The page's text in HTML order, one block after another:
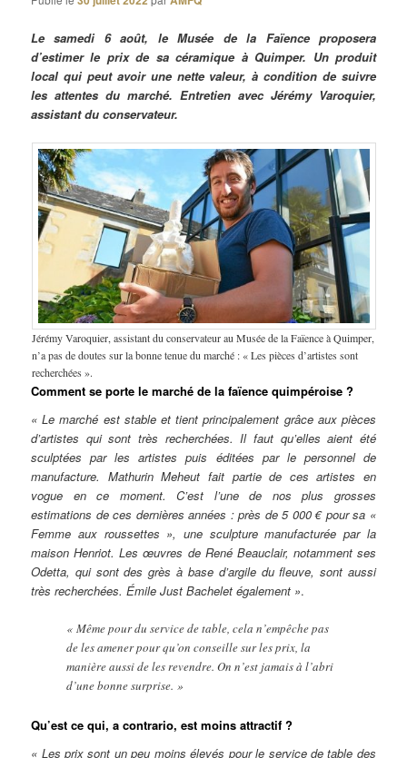
Le samedi 6 août, le Musée de la Faïence proposera
d’estimer le prix de sa céramique à Quimper. Un produit
local qui peut avoir une nette valeur, à condition de suivre
les attentes du marché. Entretien avec Jérémy Varoquier,
assistant du conservateur.
Jérémy Varoquier, assistant du conservateur au Musée de la Faïence à Quimper,
n’a pas de doutes sur la bonne tenue du marché : « Les pièces d’artistes sont
recherchées ».
Comment se porte le marché de la faïence quimpéroise ?
« Le marché est stable et tient principalement grâce aux pièces
d’artistes qui sont très recherchées. Il faut qu’elles aient été
sculptées par les artistes puis éditées par le personnel de
manufacture. Mathurin Meheut fait partie de ces artistes en
vogue en ce moment. C’est l’une de nos plus grosses
estimations de ces dernières années : près de 5 000 € pour sa «
Femme aux roussettes », une sculpture manufacturée par la
maison Henriot. Les œuvres de René Beauclair, notamment ses
Odetta, qui sont des grès à base d’argile du fleuve, sont aussi
très recherchées. Émile Just Bachelet également ».
« Même pour du service de table, cela n’empêche pas
de les amener pour qu’on conseille sur les prix, la
manière aussi de les revendre. On n’est jamais à l’abri
d’une bonne surprise. »
Qu’est ce qui, a contrario, est moins attractif ?
« Les prix sont un peu moins élevés pour le service de table des